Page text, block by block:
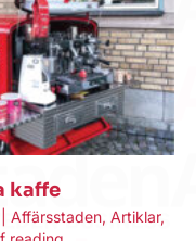
kaffe
Affärsstaden, Artiklar,